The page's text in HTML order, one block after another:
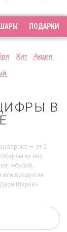
ПОДАРКИ
Хит Акция
В
— от 0
из них
юбилей,
или воздухом.
Шарик».